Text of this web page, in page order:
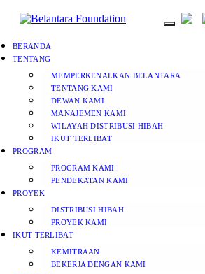
BERANDA
TENTANG
MEMPERKENALKAN BELANTARA
TENTANG KAMI
DEWAN KAMI
MANAJEMEN KAMI
WILAYAH DISTRIBUSI HIBAH
IKUT TERLIBAT
PROGRAM
PROGRAM KAMI
PENDEKATAN KAMI
PROYEK
DISTRIBUSI HIBAH
PROYEK KAMI
IKUT TERLIBAT
KEMITRAAN
BEKERJA DENGAN KAMI